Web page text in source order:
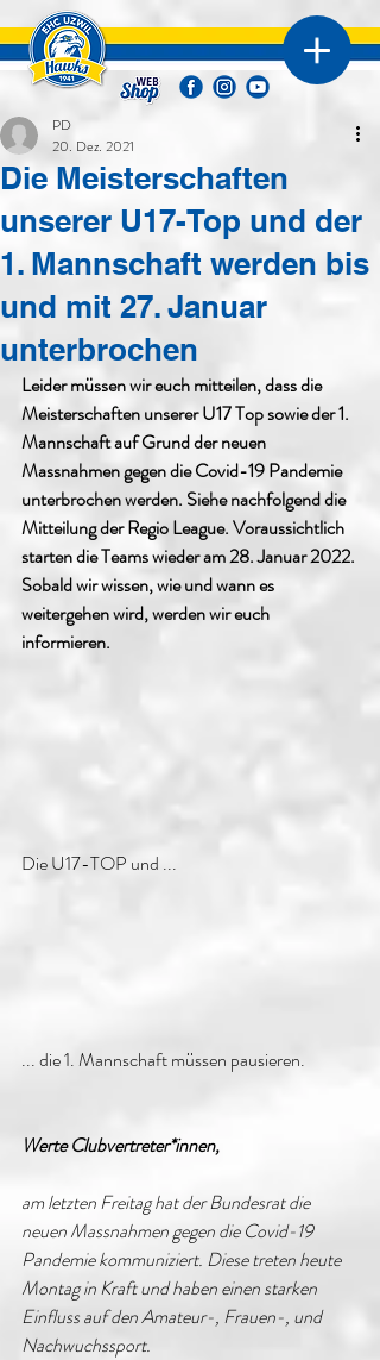
Die Meisterschaften
unserer U17-Top und der
1. Mannschaft werden bis
und mit 27. Januar
unterbrochen
PD
20. Dez. 2021
Leider müssen wir euch mitteilen, dass die
Meisterschaften unserer U17 Top sowie der 1.
Mannschaft auf Grund der neuen
Massnahmen gegen die Covid-19 Pandemie
unterbrochen werden. Siehe nachfolgend die
Mitteilung der Regio League. Voraussichtlich
starten die Teams wieder am 28. Januar 2022.
Sobald wir wissen, wie und wann es
weitergehen wird, werden wir euch
informieren.
Die U17-TOP und ...
... die 1. Mannschaft müssen pausieren.
Werte Clubvertreter*innen,
am letzten Freitag hat der Bundesrat die
neuen Massnahmen gegen die Covid-19
Pandemie kommuniziert. Diese treten heute
Montag in Kraft und haben einen starken
Einfluss auf den Amateur-, Frauen-, und
Nachwuchssport.